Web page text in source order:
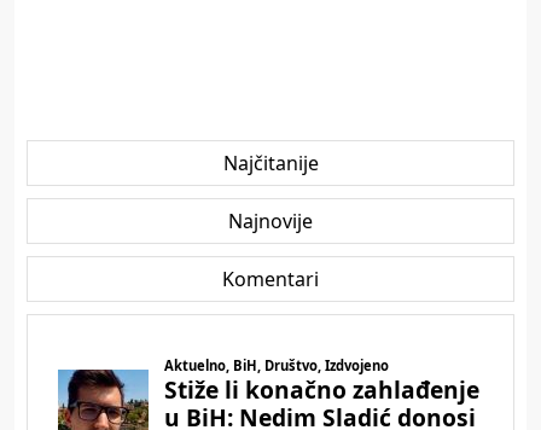
Najčitanije
Najnovije
Komentari